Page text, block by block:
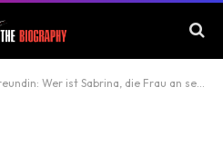
Wer ist Sabrina, die Frau an seiner Seite?